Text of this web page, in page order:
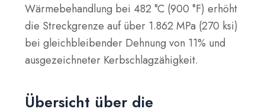
Wärmebehandlung bei 482 °C (900 °F) erhöht
die Streckgrenze auf über 1.862 MPa (270 ksi)
bei gleichbleibender Dehnung von 11% und
ausgezeichneter Kerbschlagzähigkeit.
Übersicht über die